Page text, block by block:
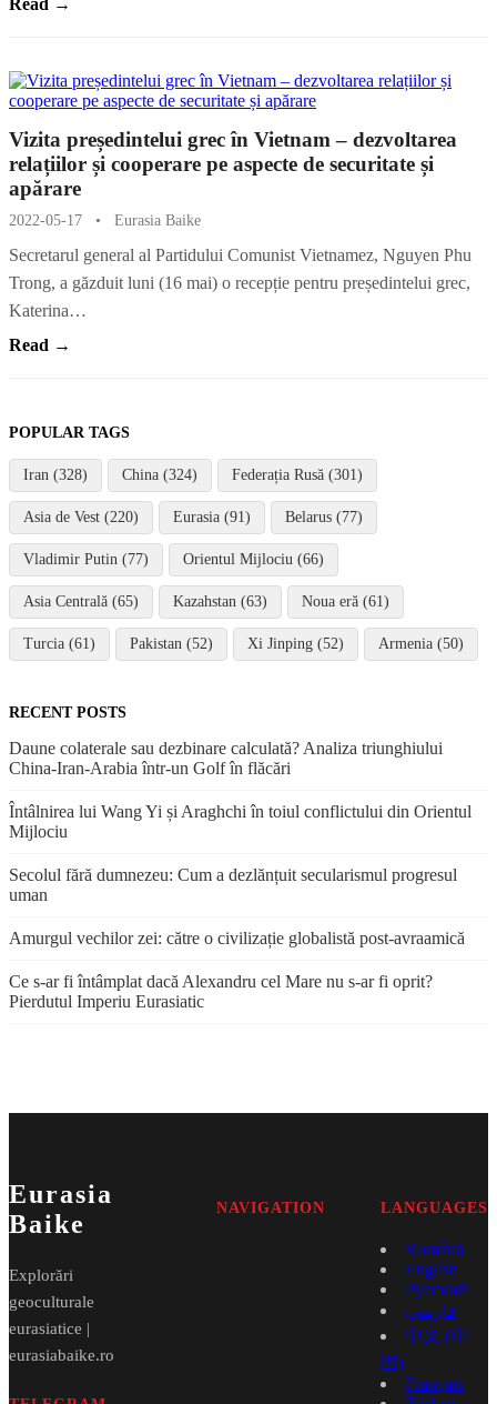
Vizita președintelui grec în Vietnam – dezvoltarea
relațiilor și cooperare pe aspecte de securitate și
apărare
2022-05-17 • Eurasia Baike
Secretarul general al Partidului Comunist Vietnamez, Nguyen Phu
Trong, a găzduit luni (16 mai) o recepție pentru președintelui grec,
Katerina…
Read →
POPULAR TAGS
Iran (328) China (324) Federația Rusă (301)
Asia de Vest (220) Eurasia (91) Belarus (77)
Vladimir Putin (77) Orientul Mijlociu (66)
Asia Centrală (65) Kazahstan (63) Noua eră (61)
Turcia (61) Pakistan (52) Xi Jinping (52) Armenia (50)
RECENT POSTS
Daune colaterale sau dezbinare calculată? Analiza triunghiului
China-Iran-Arabia într-un Golf în flăcări
Întâlnirea lui Wang Yi și Araghchi în toiul conflictului din Orientul
Mijlociu
Secolul fără dumnezeu: Cum a dezlănțuit secularismul progresul
uman
Amurgul vechilor zei: către o civilizație globalistă post-avraamică
Ce s-ar fi întâmplat dacă Alexandru cel Mare nu s-ar fi oprit?
Pierdutul Imperiu Eurasiatic
Eurasia
Baike
Explorări
geoculturale
eurasiatice |
eurasiabaike.ro
NAVIGATION LANGUAGES
Română
English
Русский
فارسی
中文 (中
国)
Français